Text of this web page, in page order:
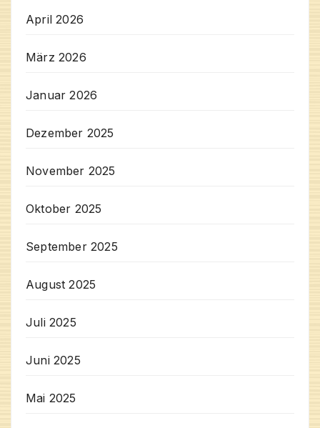
April 2026
März 2026
Januar 2026
Dezember 2025
November 2025
Oktober 2025
September 2025
August 2025
Juli 2025
Juni 2025
Mai 2025